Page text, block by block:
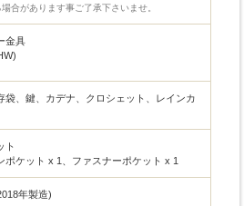
合があります事ご了承下さいませ。
金具
袋、鍵、カデナ、クロシェット、レインカ
ト
ポケット x 1、ファスナーポケット x 1
年製造)